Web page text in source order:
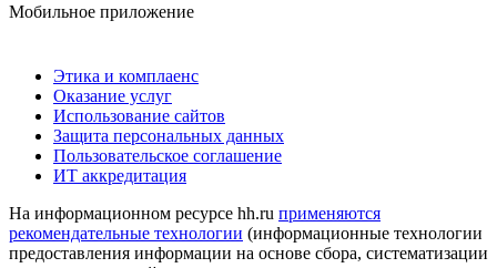
Мобильное приложение
Этика и комплаенс
Оказание услуг
Использование сайтов
Защита персональных данных
Пользовательское соглашение
ИТ аккредитация
На информационном ресурсе hh.ru применяются
рекомендательные технологии (информационные технологии
предоставления информации на основе сбора, систематизации